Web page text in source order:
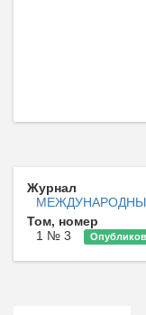
Журнал
Том, номер
1 № 3